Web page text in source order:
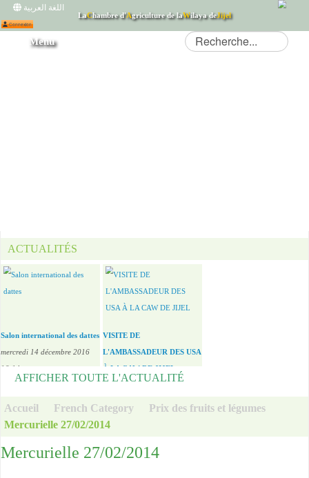
اللغة العربية
LaChambre d'Agriculture de la
Menu
ACTUALITÉS
ديسمبر 2016
dimanche 11 décembre 2016
...
«Habitat en milieu rural»
aux particuliers
...
de Gestion de participation
de l'Etat (SGP)
14:07
...
l'Agriculture
mardi 13 décembre 2016
AFFICHER TOUTE L'ACTUALITÉ
Accueil French Category
Prix des fruits et légumes
Mercurielle 27/02/2014
Mercurielle 27/02/2014